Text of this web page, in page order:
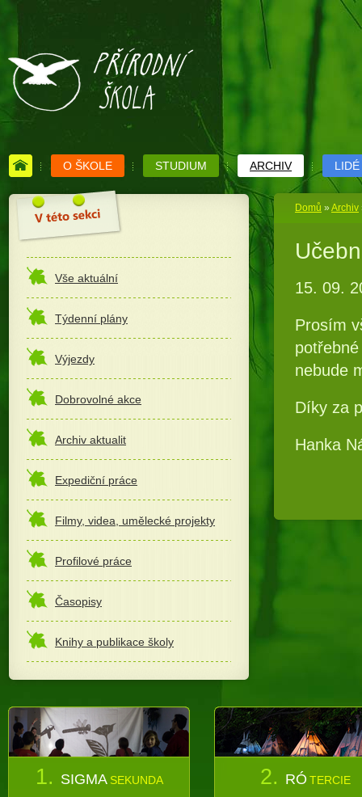
O ŠKOLE STUDIUM ARCHIV LIDÉ
Vše aktuální
Týdenní plány
Výjezdy
Dobrovolné akce
Archiv aktualit
Expediční práce
Filmy, videa, umělecké projekty
Profilové práce
Časopisy
Knihy a publikace školy
Domů » Archiv
15. 09.
Prosím
nebude
Díky za
Hanka
1. SIGMA SEKUNDA
2. RÓ TERCIE